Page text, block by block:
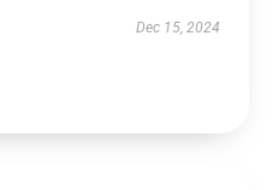
Dec 15, 2024